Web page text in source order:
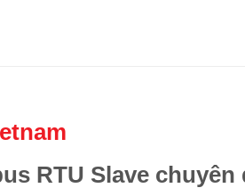
RTU Slave